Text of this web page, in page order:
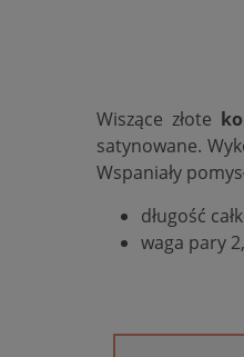
Wiszące złote
satynowane.
Wspaniały
długość
waga pary